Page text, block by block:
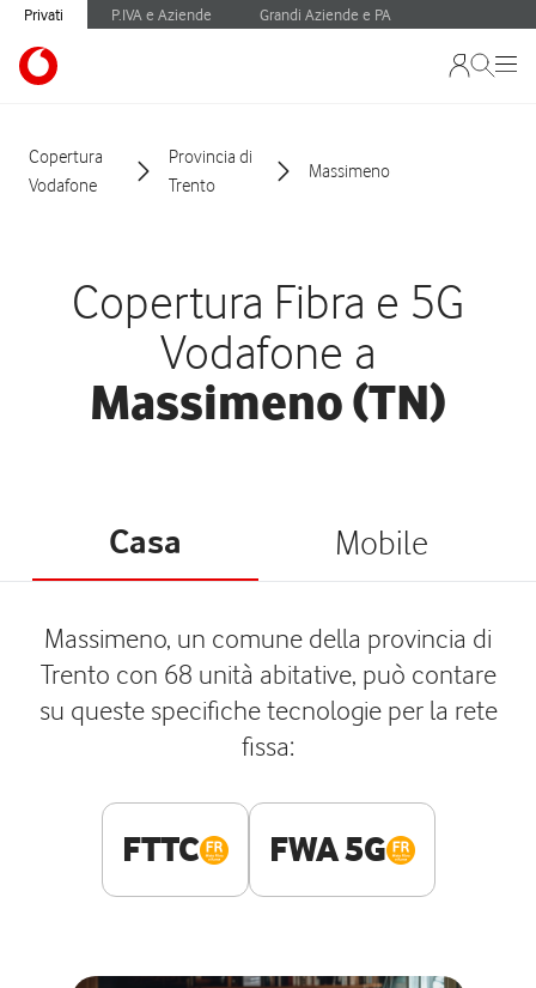
Privati P.IVA e Aziende Grandi Aziende e PA
Copertura
Vodafone
Provincia di
Trento
Massimeno
Copertura Fibra e 5G
Vodafone a
Massimeno (TN)
Casa Mobile
Massimeno, un comune della provincia di
Trento con 68 unità abitative, può contare
su queste specifiche tecnologie per la rete
fissa:
FTTC FWA 5G